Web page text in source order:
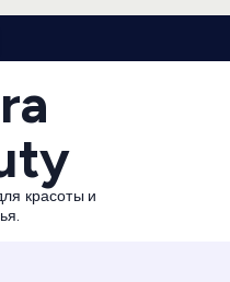
красоты и